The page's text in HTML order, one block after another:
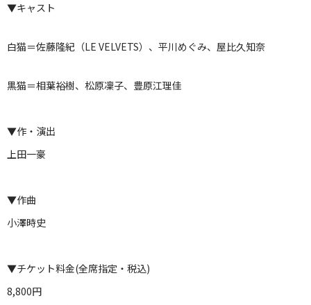
▼キャスト
白猫＝佐藤隆紀（LE VELVETS）、平川めぐみ、屋比久知奈
黒猫＝相葉裕樹、松原凜子、豊原江理佳
▼作・演出
上田一豪
▼作曲
小澤時史
▼チケット料金(全席指定・税込)
8,800円